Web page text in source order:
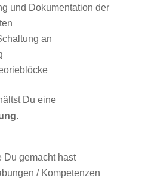
und Dokumentation der
an
Du eine
Du gemacht hast
/ Kompetenzen